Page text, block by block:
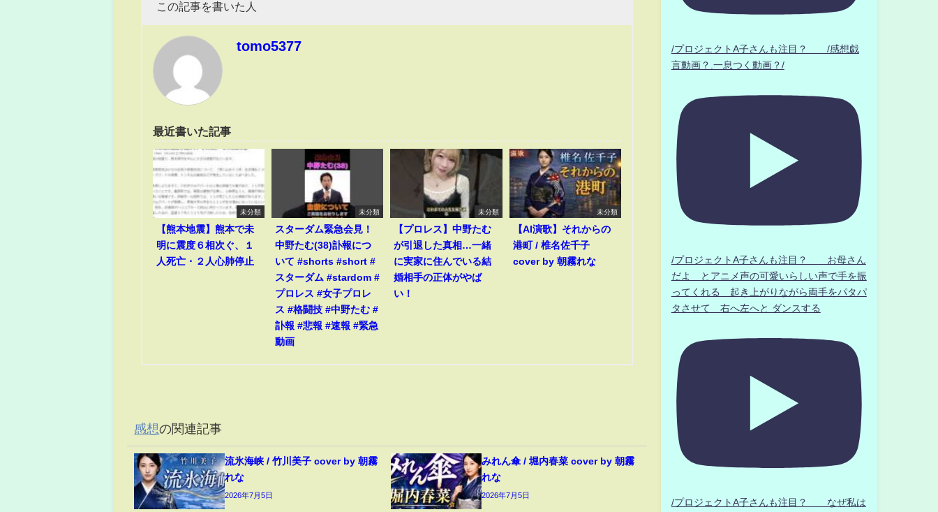
この記事を書いた人
tomo5377
最近書いた記事
未分類
【熊本地震】熊本で未
明に震度６相次ぐ、１
人死亡・２人心肺停止
未分類
スターダム緊急会見！
中野たむ(38)訃報につ
いて #shorts #short #
スターダム #stardom #
プロレス #女子プロレ
ス #格闘技 #中野たむ #
訃報 #悲報 #速報 #緊急
動画
未分類
【プロレス】中野たむ
が引退した真相…一緒
に実家に住んでいる結
婚相手の正体がやば
い！
未分類
【AI演歌】それからの
港町 / 椎名佐千子
cover by 朝霧れな
感想の関連記事
流氷海峡 / 竹川美子 cover by 朝霧
れな
2026年7月5日
みれん傘 / 堀内春菜 cover by 朝霧
れな
2026年7月5日
/プロジェクトA子さんも注目？ /感想戯
言動画？.一息つく動画？/
/プロジェクトA子さんも注目？ お母さん
だよ とアニメ声の可愛いらしい声で手を振
ってくれる 起き上がりながら両手をパタパ
タさせて 右へ左へと ダンスする
/プロジェクトA子さんも注目？ なぜ私は